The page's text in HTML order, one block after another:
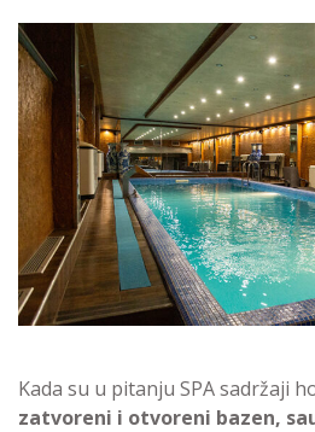
Kada su u pitanju SPA sadržaji
zatvoreni i otvoreni bazen,